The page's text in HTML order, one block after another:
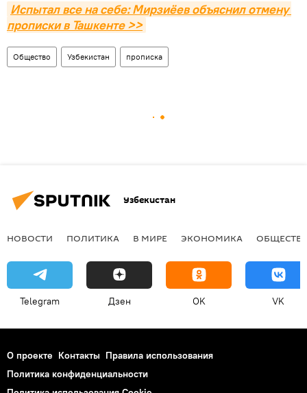
Испытал все на себе: Мирзиёев объяснил отмену
прописки в Ташкенте >>
Общество Узбекистан прописка
Узбекистан
НОВОСТИ ПОЛИТИКА В МИРЕ ЭКОНОМИКА
Telegram Дзен OK VK
О проекте Контакты Правила использования
Политика конфиденциальности